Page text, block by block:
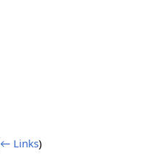
← Links)